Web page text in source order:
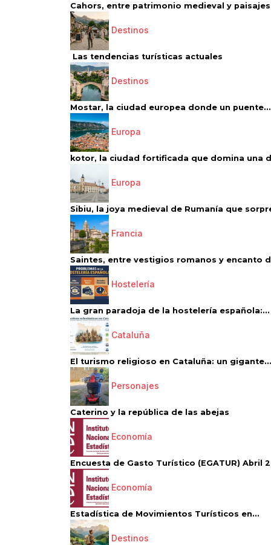
Cahors, entre patrimonio medieval y paisajes
Destinos
Las tendencias turísticas actuales
Destinos
Mostar, la ciudad europea donde un puente...
Europa
kotor, la ciudad fortificada que domina una
Europa
Sibiu, la joya medieval de Rumanía que
Francia
Saintes, entre vestigios romanos y encanto
Hostelería
La gran paradoja de la hostelería española:...
Cataluña
El turismo religioso en Cataluña: un gigante...
Personajes
Caterino y la república de las abejas
Economía
Encuesta de Gasto Turístico (EGATUR) Abril
Economía
Estadística de Movimientos Turísticos en...
Destinos